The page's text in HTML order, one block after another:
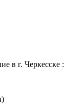
в г. Черкесске :